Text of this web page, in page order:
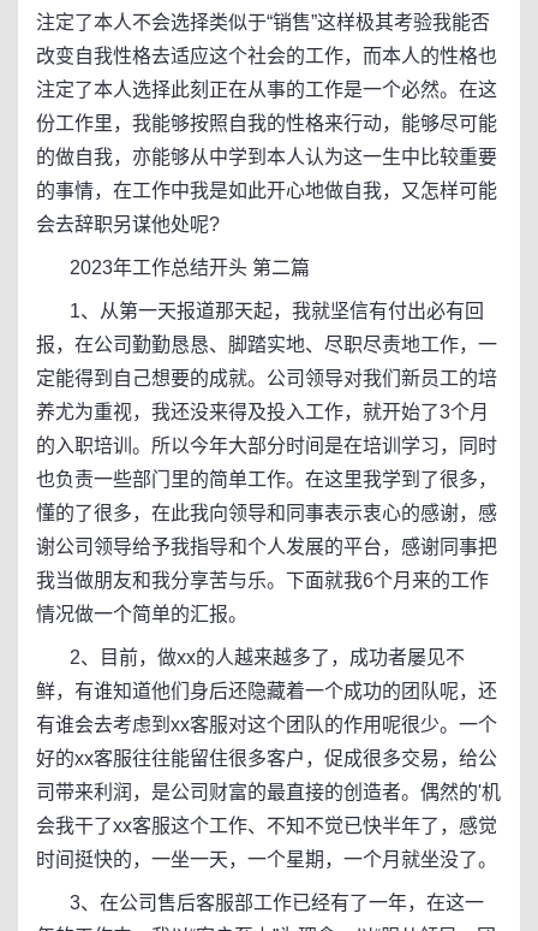
注定了本人不会选择类似于“销售”这样极其考验我能否
改变自我性格去适应这个社会的工作，而本人的性格也
注定了本人选择此刻正在从事的工作是一个必然。在这
份工作里，我能够按照自我的性格来行动，能够尽可能
的做自我，亦能够从中学到本人认为这一生中比较重要
的事情，在工作中我是如此开心地做自我，又怎样可能
会去辞职另谋他处呢?
2023年工作总结开头 第二篇
1、从第一天报道那天起，我就坚信有付出必有回
报，在公司勤勤恳恳、脚踏实地、尽职尽责地工作，一
定能得到自己想要的成就。公司领导对我们新员工的培
养尤为重视，我还没来得及投入工作，就开始了3个月
的入职培训。所以今年大部分时间是在培训学习，同时
也负责一些部门里的简单工作。在这里我学到了很多，
懂的了很多，在此我向领导和同事表示衷心的感谢，感
谢公司领导给予我指导和个人发展的平台，感谢同事把
我当做朋友和我分享苦与乐。下面就我6个月来的工作
情况做一个简单的汇报。
2、目前，做xx的人越来越多了，成功者屡见不
鲜，有谁知道他们身后还隐藏着一个成功的团队呢，还
有谁会去考虑到xx客服对这个团队的作用呢很少。一个
好的xx客服往往能留住很多客户，促成很多交易，给公
司带来利润，是公司财富的最直接的创造者。偶然的'机
会我干了xx客服这个工作、不知不觉已快半年了，感觉
时间挺快的，一坐一天，一个星期，一个月就坐没了。
3、在公司售后客服部工作已经有了一年，在这一